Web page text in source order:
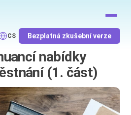
CS Bezplatná zkušební verze
nabídky
(1. část)